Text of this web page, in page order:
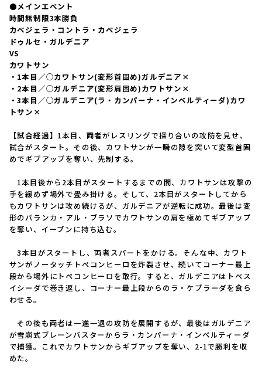
●メインエベント
時間無制限3本勝負
カベジェラ・コントラ・カベジェラ
ドゥルセ・ガルデニア
VS
カワトサン
・1本目／○カワトサン(変形首固め)ガルデニア×
・2本目／○ガルデニア(変形肩固め)カワトサン×
・3本目／○ガルデニア(ラ・カンパーナ・インベルティーダ)カワ
トサン×
【試合経過】 1本目、両者がレスリングで探り合いの攻防を見せ、
試合がスタート。その後、カワトサンが一瞬の隙を突いて変型首固
めでギブアップを奪い、先制する。
1本目後から2本目がスタートするまでの間、カワトサンは攻撃の
手を緩めず場外で畳み掛ける。そして、2本目がスタートしてから
もカワトサンは攻め続けるが、ガルデニアが逆転に成功。最後は変
形のパランカ・アル・ブラソでカワトサンの肩を極めてギブアップ
を奪い、イーブンに持ち込む。
3本目がスタートし、両者スパートをかける。そんな中、カワト
サンがノータッチトペコンヒーロを炸裂させ、続いてコーナー最上
段から場外にトペコンヒーロを敢行。すると、ガルデニアはトペス
イシーダで巻き返し、コーナー最上段からのラ・ケブラーダを食ら
わせる。
その後も両者は一進一退の攻防を展開するが、最後はガルデニア
が雪崩式ブレーンバスターからラ・カンパーナ・インベルティーダ
で捕獲。これでカワトサンからギブアップを奪い、2-1で勝利を収
めた。